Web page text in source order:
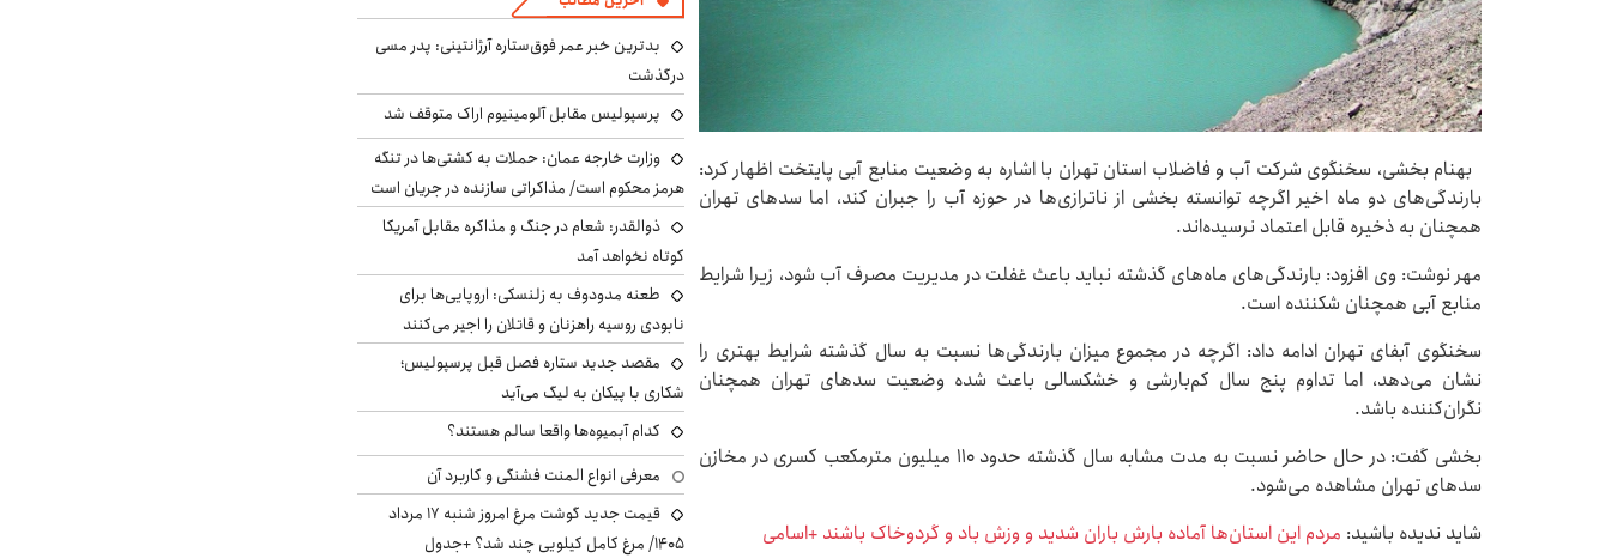
بهنام بخشی، سخنگوی شرکت آب و فاضلاب استان تهران با اشاره به وضعیت منابع آبی پایتخت اظهار کرد:
بارندگی‌های دو ماه اخیر اگرچه توانسته بخشی از ناترازی‌ها در حوزه آب را جبران کند، اما سدهای تهران
همچنان به ذخیره قابل اعتماد نرسیده‌اند.
مهر نوشت: وی افزود: بارندگی‌های ماه‌های گذشته نباید باعث غفلت در مدیریت مصرف آب شود، زیرا شرایط
منابع آبی همچنان شکننده است.
سخنگوی آبفای تهران ادامه داد: اگرچه در مجموع میزان بارندگی‌ها نسبت به سال گذشته شرایط بهتری را
نشان می‌دهد، اما تداوم پنج سال کم‌بارشی و خشکسالی باعث شده وضعیت سدهای تهران همچنان
نگران‌کننده باشد.
بخشی گفت: در حال حاضر نسبت به مدت مشابه سال گذشته حدود ۱۱۰ میلیون مترمکعب کسری در مخازن
سدهای تهران مشاهده می‌شود.
شاید ندیده باشید: مردم این استان‌ها آماده بارش باران شدید و وزش باد و گردوخاک باشند +اسامی
بدترین خبر عمر فوق‌ستاره آرژانتینی: پدر مسی
درگذشت
پرسپولیس مقابل آلومینیوم اراک متوقف شد
وزارت خارجه عمان: حملات به کشتی‌ها در تنگه
هرمز محکوم است/ مذاکراتی سازنده در جریان است
ذوالقدر: شعام در جنگ و مذاکره مقابل آمریکا
کوتاه نخواهد آمد
طعنه مدودوف به زلنسکی: اروپایی‌ها برای
نابودی روسیه راهزنان و قاتلان را اجیر می‌کنند
مقصد جدید ستاره فصل قبل پرسپولیس؛
شکاری با پیکان به لیگ می‌آید
کدام آبمیوه‌ها واقعا سالم هستند؟
معرفی انواع المنت فشنگی و کاربرد آن
قیمت جدید گوشت مرغ امروز شنبه ۱۷ مرداد
۱۴۰۵/ مرغ کامل کیلویی چند شد؟ +جدول